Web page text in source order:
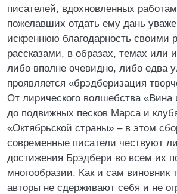
писателей, вдохновленных
пожелавших отдать ему дань
искреннюю благодарность своими
рассказами, в образах, темах или
либо вполне очевидно, либо едва
проявляется «брэдберизация
От лирического волшебства «Вина
до подвижных песков Марса и
«Октябрьской страны» – в этом
современные писатели чествуют
достижения Брэдбери во всем их
многообразии. Как и сам виновник
авторы не сдерживают себя и не